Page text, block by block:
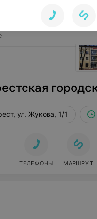
ул. Жукова, 1/1
ТЕЛЕФОНЫ МАРШРУТ